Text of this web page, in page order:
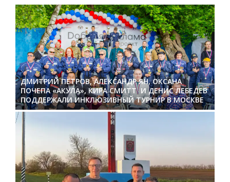
ДМИТРИЙ ПЕТРОВ, АЛЕКСАНДР ЯН, ОКСАНА
ПОЧЕПА «АКУЛА», КИРА СМИТТ И ДЕНИС ЛЕБЕДЕВ
ПОДДЕРЖАЛИ ИНКЛЮЗИВНЫЙ ТУРНИР В МОСКВЕ